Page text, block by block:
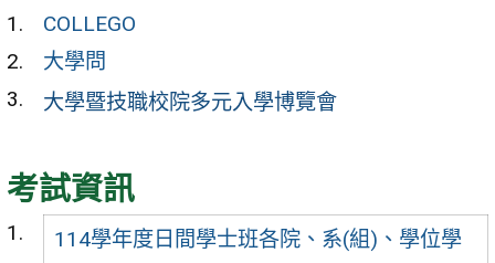
COLLEGO
大學問
大學暨技職校院多元入學博覽會
考試資訊
114學年度日間學士班各院、系(組)、學位學